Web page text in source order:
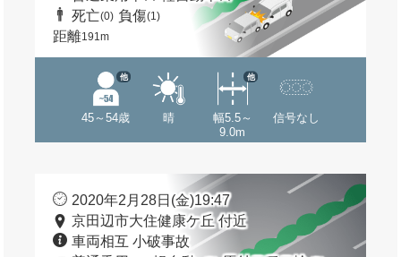
死亡(0) 負傷(1)
距離191m
45～54歳
他
晴
幅5.5～
9.0m
他
信号なし
2020年2月28日(金)19:47
京田辺市大住健康ケ丘 付近
車両相互 小破事故